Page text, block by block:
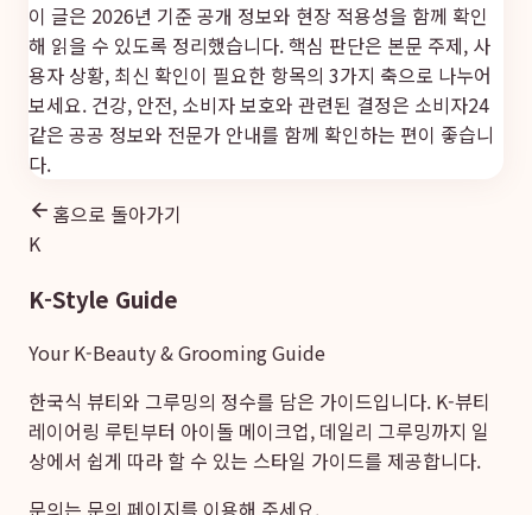
이 글은 2026년 기준 공개 정보와 현장 적용성을 함께 확인
해 읽을 수 있도록 정리했습니다. 핵심 판단은 본문 주제, 사
용자 상황, 최신 확인이 필요한 항목의 3가지 축으로 나누어
보세요. 건강, 안전, 소비자 보호와 관련된 결정은 소비자24
같은 공공 정보와 전문가 안내를 함께 확인하는 편이 좋습니
다.
홈으로 돌아가기
K
K-Style Guide
Your K-Beauty & Grooming Guide
한국식 뷰티와 그루밍의 정수를 담은 가이드입니다. K-뷰티
레이어링 루틴부터 아이돌 메이크업, 데일리 그루밍까지 일
상에서 쉽게 따라 할 수 있는 스타일 가이드를 제공합니다.
문의는 문의 페이지를 이용해 주세요.